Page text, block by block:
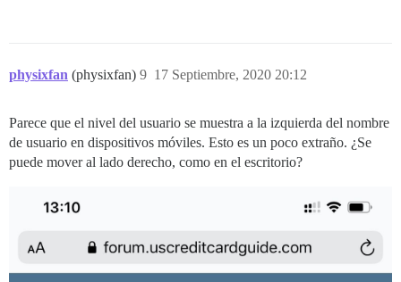
physixfan (physixfan) 17 Septiembre, 2020 20:12
9
Parece que el nivel del usuario se muestra a la izquierda del nombre
de usuario en dispositivos móviles. Esto es un poco extraño. ¿Se
puede mover al lado derecho, como en el escritorio?